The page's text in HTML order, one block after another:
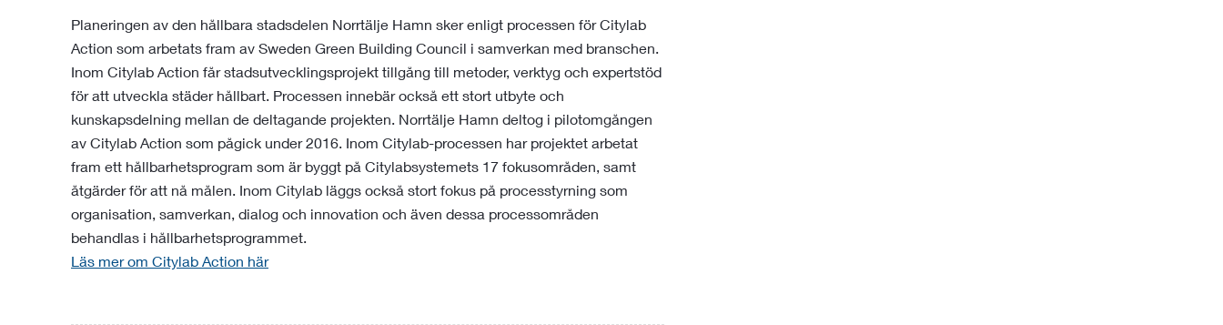
Planeringen av den hållbara stadsdelen Norrtälje Hamn sker enligt processen för Citylab
Action som arbetats fram av Sweden Green Building Council i samverkan med branschen.
Inom Citylab Action får stadsutvecklingsprojekt tillgång till metoder, verktyg och expertstöd
för att utveckla städer hållbart. Processen innebär också ett stort utbyte och
kunskapsdelning mellan de deltagande projekten. Norrtälje Hamn deltog i pilotomgången
av Citylab Action som pågick under 2016. Inom Citylab-processen har projektet arbetat
fram ett hållbarhetsprogram som är byggt på Citylabsystemets 17 fokusområden, samt
åtgärder för att nå målen. Inom Citylab läggs också stort fokus på processtyrning som
organisation, samverkan, dialog och innovation och även dessa processområden
behandlas i hållbarhetsprogrammet.
Läs mer om Citylab Action här